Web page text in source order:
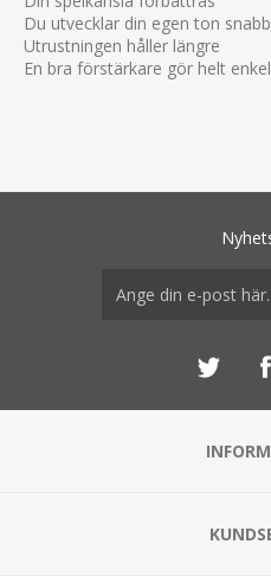
Du utvecklar din egen ton
Utrustningen håller längre
En bra förstärkare gör helt